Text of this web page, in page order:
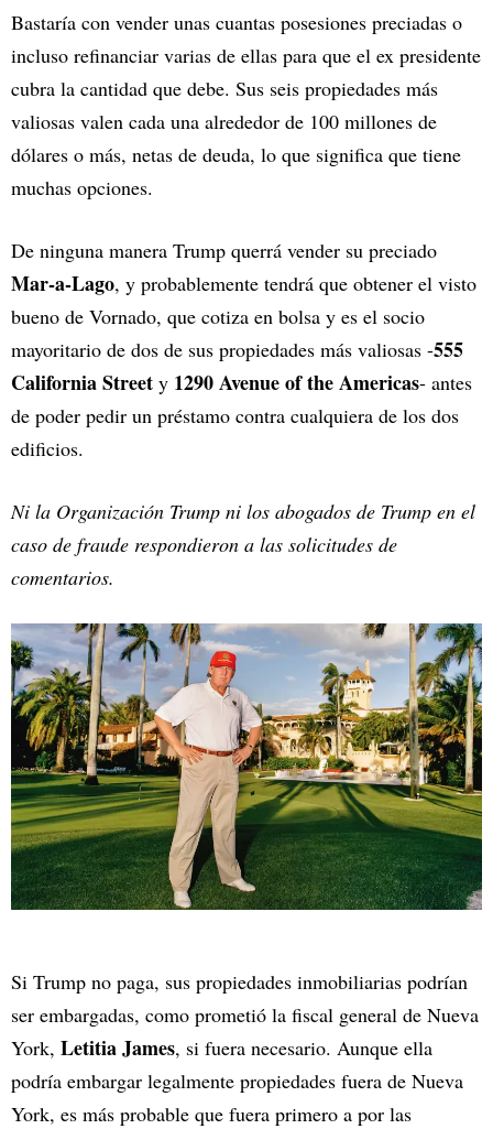
Bastaría con vender unas cuantas posesiones preciadas o
incluso refinanciar varias de ellas para que el ex presidente
cubra la cantidad que debe. Sus seis propiedades más
valiosas valen cada una alrededor de 100 millones de
dólares o más, netas de deuda, lo que significa que tiene
muchas opciones.
De ninguna manera Trump querrá vender su preciado
Mar-a-Lago, y probablemente tendrá que obtener el visto
bueno de Vornado, que cotiza en bolsa y es el socio
mayoritario de dos de sus propiedades más valiosas -555
California Street y 1290 Avenue of the Americas- antes
de poder pedir un préstamo contra cualquiera de los dos
edificios.
Ni la Organización Trump ni los abogados de Trump en el
caso de fraude respondieron a las solicitudes de
comentarios.
Si Trump no paga, sus propiedades inmobiliarias podrían
ser embargadas, como prometió la fiscal general de Nueva
York, Letitia James, si fuera necesario. Aunque ella
podría embargar legalmente propiedades fuera de Nueva
York, es más probable que fuera primero a por las